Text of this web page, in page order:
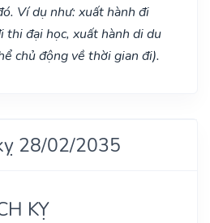
Ví dụ như: xuất hành đi
thi đại học, xuất hành di du
chủ động về thời gian đi).
28/02/2035
KỴ